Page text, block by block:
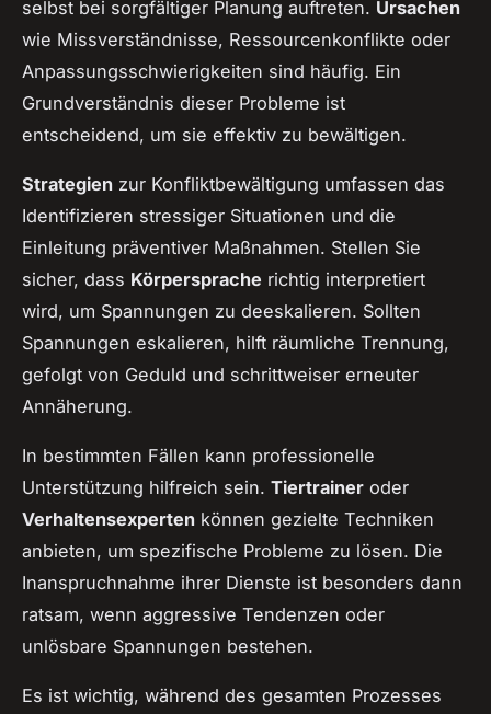
selbst bei sorgfältiger Planung auftreten. Ursachen
wie Missverständnisse, Ressourcenkonflikte oder
Anpassungsschwierigkeiten sind häufig. Ein
Grundverständnis dieser Probleme ist
entscheidend, um sie effektiv zu bewältigen.
Strategien zur Konfliktbewältigung umfassen das
Identifizieren stressiger Situationen und die
Einleitung präventiver Maßnahmen. Stellen Sie
sicher, dass Körpersprache richtig interpretiert
wird, um Spannungen zu deeskalieren. Sollten
Spannungen eskalieren, hilft räumliche Trennung,
gefolgt von Geduld und schrittweiser erneuter
Annäherung.
In bestimmten Fällen kann professionelle
Unterstützung hilfreich sein. Tiertrainer oder
Verhaltensexperten können gezielte Techniken
anbieten, um spezifische Probleme zu lösen. Die
Inanspruchnahme ihrer Dienste ist besonders dann
ratsam, wenn aggressive Tendenzen oder
unlösbare Spannungen bestehen.
Es ist wichtig, während des gesamten Prozesses